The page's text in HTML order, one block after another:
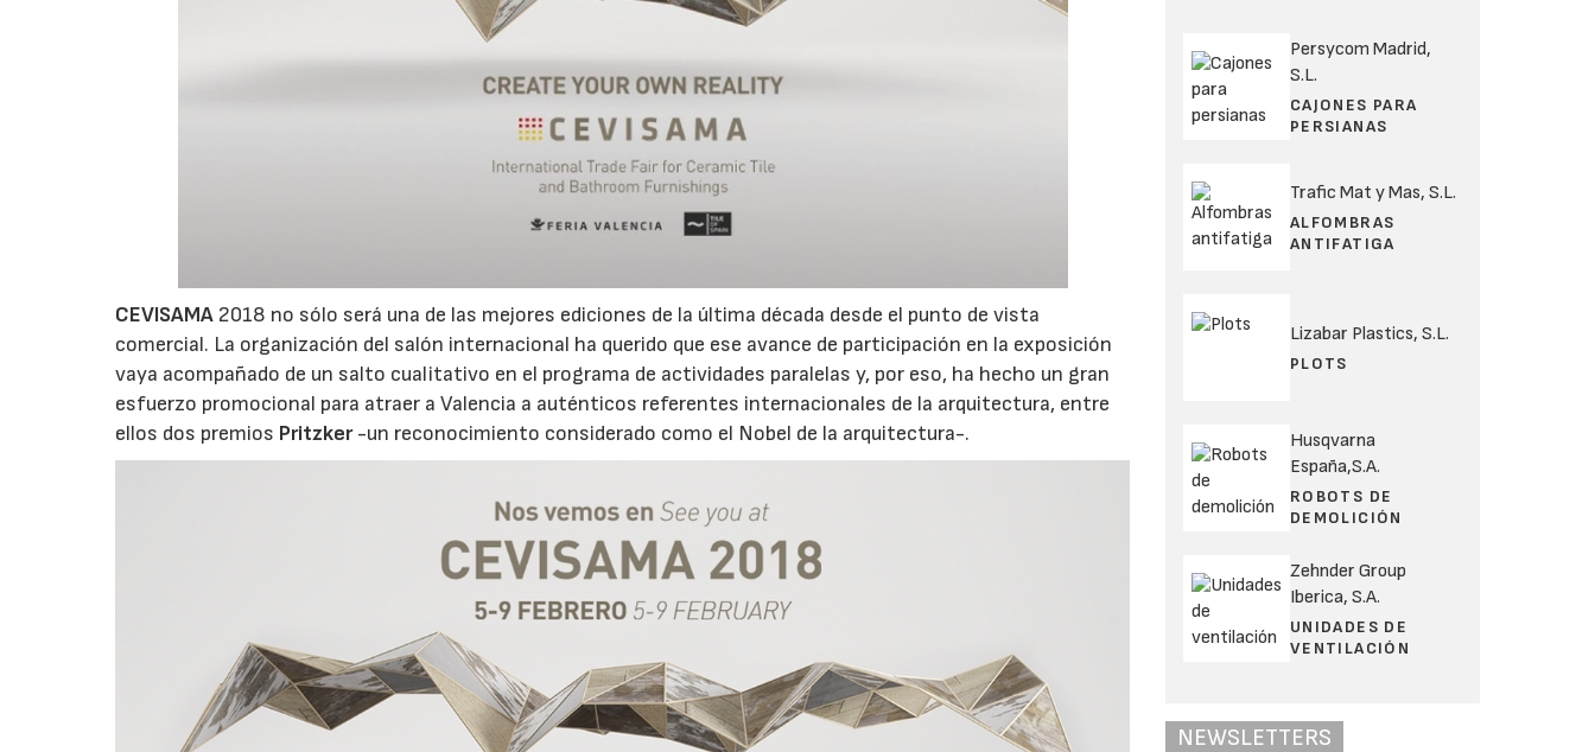
CEVISAMA 2018 no sólo será una de las mejores ediciones de la última década desde el punto de vista
comercial. La organización del salón internacional ha querido que ese avance de participación en la exposición
vaya acompañado de un salto cualitativo en el programa de actividades paralelas y, por eso, ha hecho un gran
esfuerzo promocional para atraer a Valencia a auténticos referentes internacionales de la arquitectura, entre
ellos dos premios Pritzker-un reconocimiento considerado como el Nobel de la arquitectura-.
Persycom Madrid,
S.L.
CAJONES PARA
PERSIANAS
Trafic Mat y Mas, S.L.
ALFOMBRAS
ANTIFATIGA
Lizabar Plastics, S.L.
PLOTS
Husqvarna
España,S.A.
ROBOTS DE
DEMOLICIÓN
Zehnder Group
Iberica, S.A.
UNIDADES DE
VENTILACIÓN
NEWSLETTERS